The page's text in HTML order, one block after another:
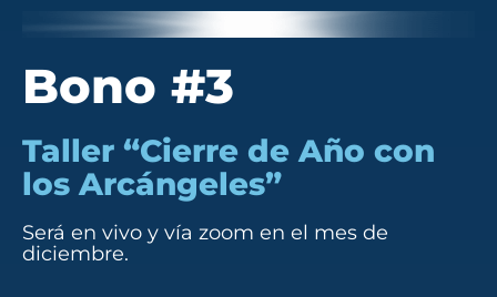
Bono #3
Taller “Cierre de Año con
los Arcángeles”
Será en vivo y vía zoom en el mes de
diciembre.